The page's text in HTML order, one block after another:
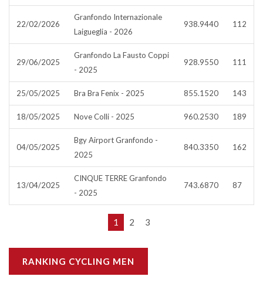
22/02/2026
Granfondo Internazionale
Laigueglia - 2026
938.9440 112
29/06/2025
Granfondo La Fausto Coppi
- 2025
928.9550 111
25/05/2025 Bra Bra Fenix - 2025 855.1520 143
18/05/2025 Nove Colli - 2025 960.2530 189
04/05/2025
Bgy Airport Granfondo -
2025
840.3350 162
13/04/2025
CINQUE TERRE Granfondo
- 2025
743.6870 87
1 2 3
RANKING CYCLING MEN